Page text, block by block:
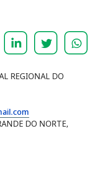
REGIONAL DO
DO NORTE,